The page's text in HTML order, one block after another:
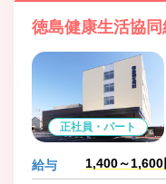
徳島健康生活協
正社員・パート
給与 1,400～1,600